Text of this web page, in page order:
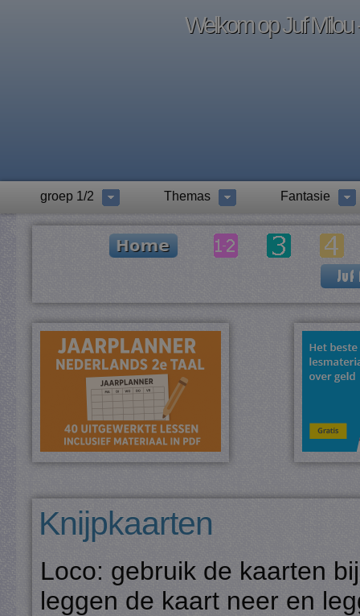
Welkom op Juf Milou
groep 1/2 Themas Fantasie
Knijpkaarten
Loco: gebruik de kaarten
leggen de kaart neer en